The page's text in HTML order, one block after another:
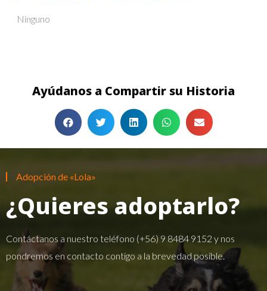
Ninguno
Ayúdanos a Compartir su Historia
Adopción de «Lola»
¿Quieres adoptarlo?
Contáctanos a nuestro teléfono (+56) 9 8484 9152 y nos
pondremos en contacto contigo a la brevedad posible.